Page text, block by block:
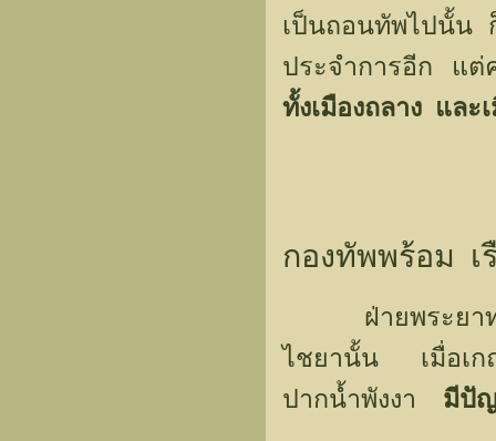
เป็นถอนทัพไปนั้น
ประจำการอีก แ
ทั้งเมืองถลาง และ
กองทัพพร้อม เ
ฝ่ายพระยาทศโ
ไชยานั้น เมื่อเก
ปากน้ำพังงา มีปัญ